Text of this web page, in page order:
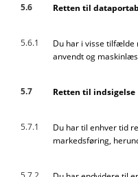
5.6 Retten til
5.6.1
Du har i visse tilfælde
anvendt og
5.7 Retten til indsigelse
5.7.1
Du har til enhver tid
markedsføring,